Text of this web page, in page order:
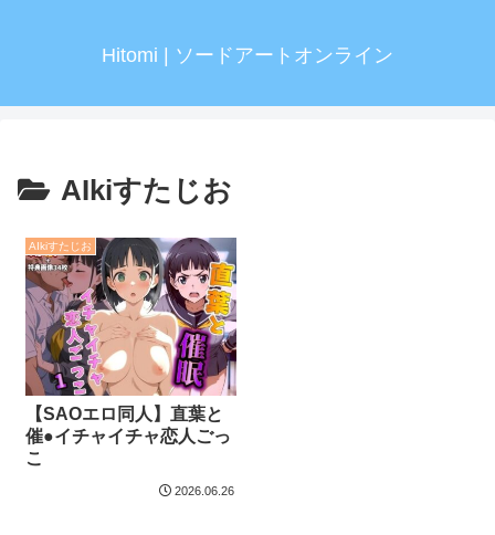
Hitomi | ソードアートオンライン
AIkiすたじお
AIkiすたじお
【SAOエロ同人】直葉と
催●イチャイチャ恋人ごっ
こ
2026.06.26